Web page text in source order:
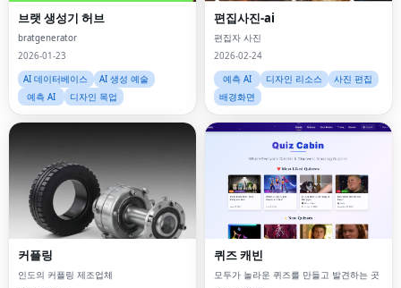
브랫 생성기 허브
bratgenerator
2026-01-23
AI 데이터베이스
AI 생성 예술
예측 AI
디자인 목업
편집사진-ai
편집자 사진
2026-02-24
예측 AI
디자인 리소스
사진 편집
배경화면
커플링
인도의 커플링 제조업체
퀴즈 캐빈
모두가 놀라운 퀴즈를 만들고 발견하는 곳